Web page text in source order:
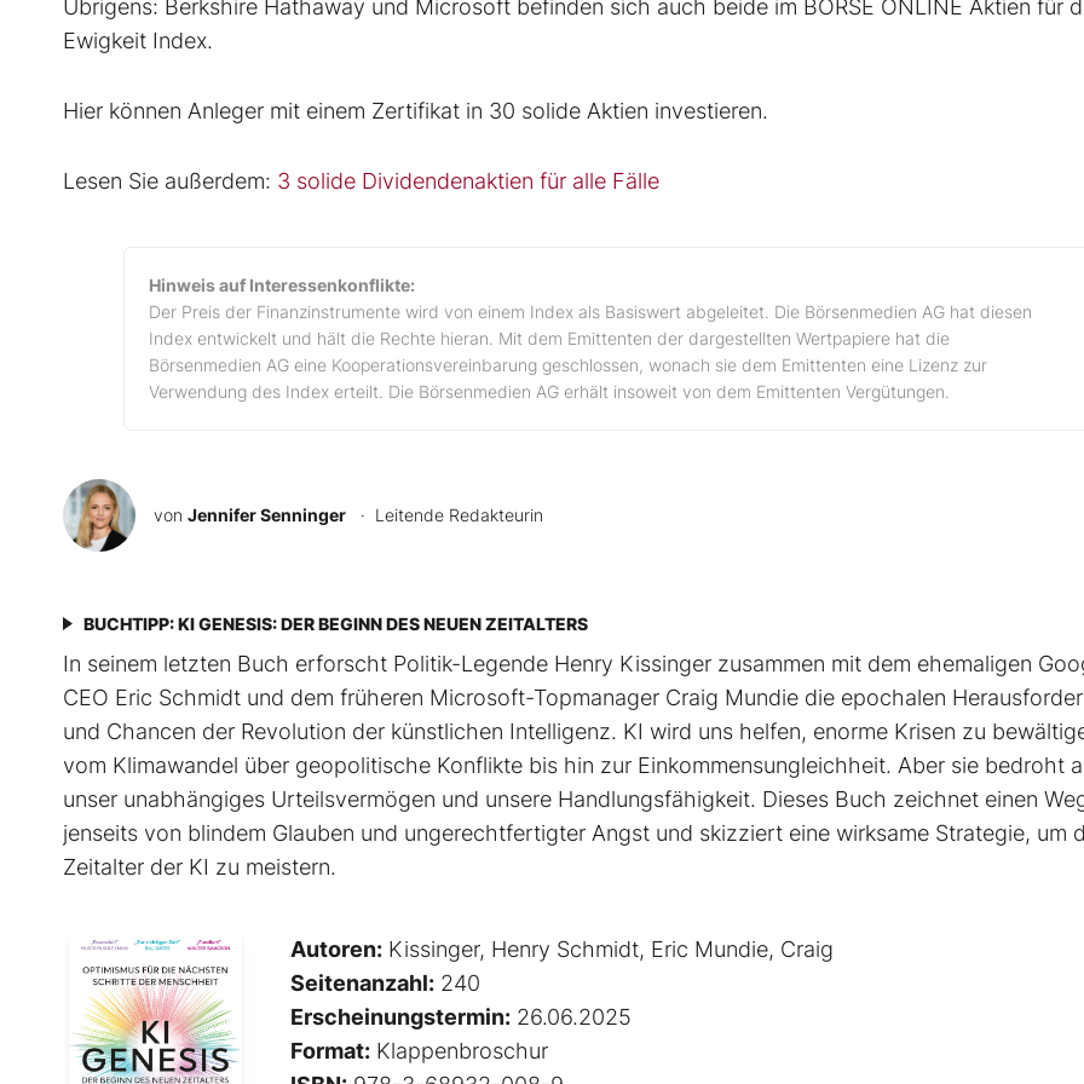
Übrigens: Berkshire Hathaway und Microsoft befinden sich auch beide im BÖRSE ONLINE Aktien für
Ewigkeit Index.
Hier können Anleger mit einem Zertifikat in 30 solide Aktien investieren.
Lesen Sie außerdem: 3 solide Dividendenaktien für alle Fälle
Hinweis auf Interessenkonflikte:
Der Preis der Finanzinstrumente wird von einem Index als Basiswert abgeleitet. Die Börsenmedien AG hat diesen
Index entwickelt und hält die Rechte hieran. Mit dem Emittenten der dargestellten Wertpapiere hat die
Börsenmedien AG eine Kooperationsvereinbarung geschlossen, wonach sie dem Emittenten eine Lizenz zur
Verwendung des Index erteilt. Die Börsenmedien AG erhält insoweit von dem Emittenten Vergütungen.
von Jennifer Senninger · Leitende Redakteurin
BUCHTIPP: KI GENESIS: DER BEGINN DES NEUEN ZEITALTERS
In seinem letzten Buch erforscht Politik-Legende Henry Kissinger zusammen mit dem ehemaligen
CEO Eric Schmidt und dem früheren Microsoft-Topmanager Craig Mundie die epochalen
und Chancen der Revolution der künstlichen Intelligenz. KI wird uns helfen, enorme Krisen zu
vom Klimawandel über geo­poli­tische Konflikte bis hin zur Einkommensungleichheit. Aber sie bedroht
unser unabhängiges Urteilsvermögen und unsere Handlungsfähigkeit. Dieses Buch zeichnet einen
jenseits von blindem Glauben und ungerechtfertigter Angst und skizziert eine wirksame Strategie, um
Zeitalter der KI zu meistern.
Autoren: Kissinger, Henry Schmidt, Eric Mundie, Craig
Seitenanzahl: 240
Erscheinungstermin: 26.06.2025
Format: Klappenbroschur